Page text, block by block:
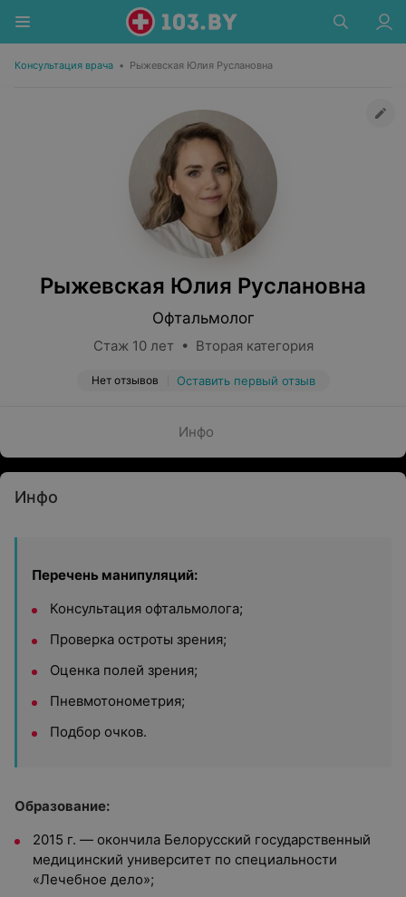
Консультация врача • Рыжевская Юлия Руслановна
Рыжевская Юлия Руслановна
Офтальмолог
Стаж 10 лет • Вторая категория
Нет отзывов Оставить первый отзыв
Инфо
Инфо
Перечень манипуляций:
Консультация офтальмолога;
Проверка остроты зрения;
Оценка полей зрения;
Пневмотонометрия;
Подбор очков.
Образование:
2015 г. — окончила Белорусский государственный
медицинский университет по специальности
«Лечебное дело»;